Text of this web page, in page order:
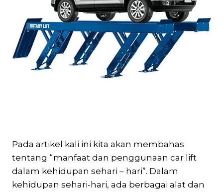
Pada artikel kali ini kita akan membahas
tentang “manfaat dan penggunaan car lift
dalam kehidupan sehari – hari”. Dalam
kehidupan sehari-hari, ada berbagai alat dan